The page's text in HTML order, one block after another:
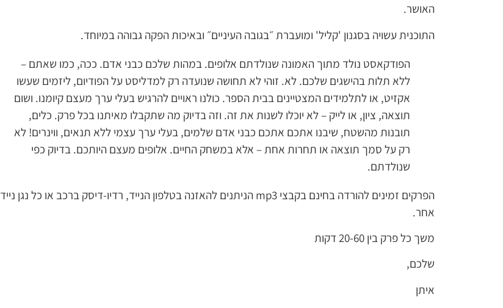
האושר.
התוכנית עשויה בסגנון 'קליל' ומועברת ״בגובה העיניים״ ובאיכות הפקה גבוהה במיוחד.
הפודקאסט נולד מתוך האמונה שנולדתם אלופים. במהות שלכם כבני אדם. ככה, כמו שאתם –
ללא תלות בהישגים שלכם. לא. זוהי לא תחושה שנועדה רק למדליסט על הפודיום, ליזמים שעשו
אקזיט, או לתלמידים המצטיינים בבית הספר. כולנו ראויים להרגיש בעלי ערך מעצם קיומנו. ושום
תוצאה, ציון, או לייק – לא יוכלו לשנות את זה. וזה בדיוק מה שתקבלו מאיתנו בכל פרק. כלים,
תובנות מהשטח, שיבנו אתכם אתכם כבני אדם שלמים, בעלי ערך עצמי ללא תנאים, ווינרים! לא
רק על סמך תוצאה או תחרות אחת – אלא במשחק החיים. אלופים מעצם היותכם. בדיוק כפי
שנולדתם.
הפרקים זמינים להורדה בחינם בקבצי mp3 הניתנים להאזנה בטלפון הנייד, רדיו-דיסק ברכב או כל נגן נייד
אחר.
משך כל פרק בין 20-60 דקות
שלכם,
איתן